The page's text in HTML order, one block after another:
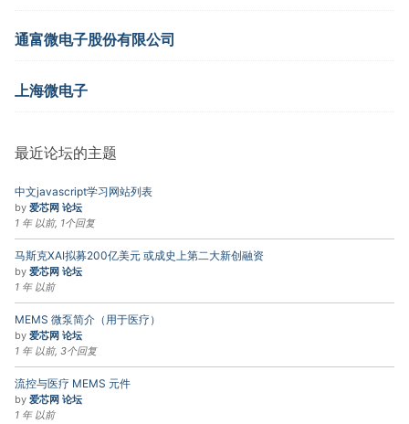
通富微电子股份有限公司
上海微电子
最近论坛的主题
中文javascript学习网站列表
by 爱芯网 论坛
1 年 以前, 1个回复
马斯克XAI拟募200亿美元 或成史上第二大新创融资
by 爱芯网 论坛
1 年 以前
MEMS 微泵简介（用于医疗）
by 爱芯网 论坛
1 年 以前, 3个回复
流控与医疗 MEMS 元件
by 爱芯网 论坛
1 年 以前